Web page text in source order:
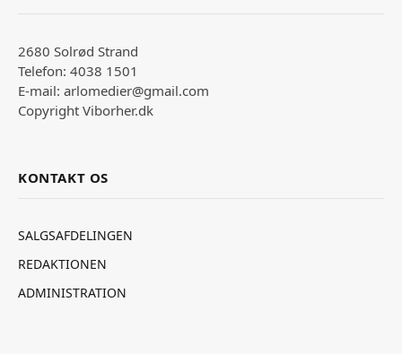
2680 Solrød Strand
Telefon: 4038 1501
E-mail: arlomedier@gmail.com
Copyright Viborher.dk
KONTAKT OS
SALGSAFDELINGEN
REDAKTIONEN
ADMINISTRATION